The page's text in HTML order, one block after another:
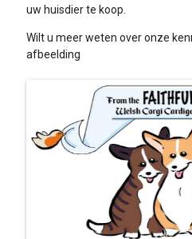
uw huisdier te koop.
Wilt u meer weten over onze
afbeelding